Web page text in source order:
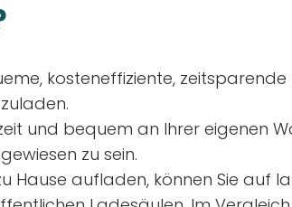
kosteneffiziente, zeitsparende
und bequem an Ihrer eigenen
zu sein.
Hause aufladen, können Sie auf